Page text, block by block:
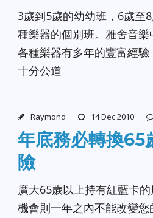
3歲到5歲的幼幼班，6歲至
種樂器的個別班。雅舍音
各種樂器有多年的豐富經
十分公道
Raymond 14 Dec 2010
年底務必轉換65
險
廣大65歲以上持有紅藍卡
機會則一年之內不能改變